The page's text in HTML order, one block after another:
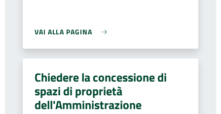
VAI ALLA PAGINA
Chiedere la concessione di
spazi di proprietà
dell'Amministrazione